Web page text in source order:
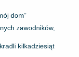
dom”
zawodników,
kilkadziesiąt